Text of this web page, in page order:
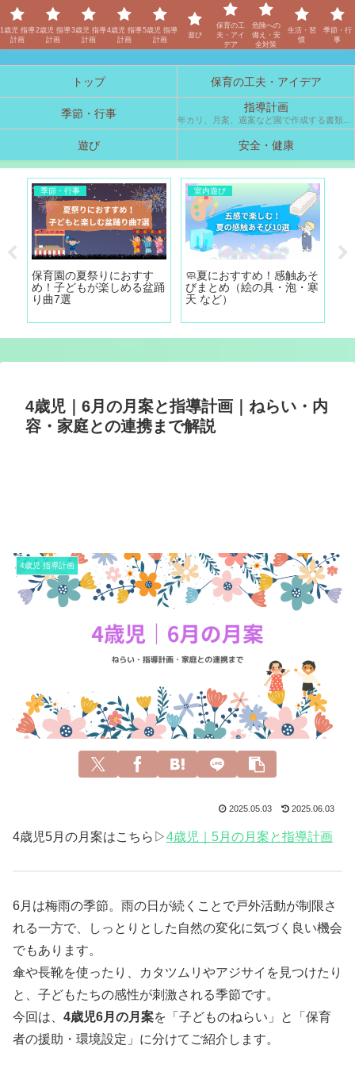
保育士「しの」のブログ
トップ 保育の工夫・アイデア
季節・行事 指導計画
年カリ、月案、週案など園で作成する書類の参考例です。
遊び 安全・健康
季節・行事
保育園の夏祭りにおすす
め！子どもが楽しめる盆踊
り曲7選
室内遊び
🧼夏におすすめ！感触あそ
びまとめ（絵の具・泡・寒
天 など）
4歳児｜6月の月案と指導計画｜ねらい・内
容・家庭との連携まで解説
4歳児 指導計画
2025.05.03 2025.06.03
4歳児5月の月案はこちら▷4歳児｜5月の月案と指導計画
6月は梅雨の季節。雨の日が続くことで戸外活動が制限さ
れる一方で、しっとりとした自然の変化に気づく良い機会
でもあります。
傘や長靴を使ったり、カタツムリやアジサイを見つけたり
と、子どもたちの感性が刺激される季節です。
今回は、 4歳児6月の月案を「子どものねらい」と「保育
者の援助・環境設定」に分けてご紹介します。
1歳児 指導
計画
2歳児 指導
計画
3歳児 指導
計画
4歳児 指導
計画
5歳児 指導
計画
遊び
保育の工
夫・アイ
デア
危険への
備え・安
全対策
生活・習
慣
季節・行
事